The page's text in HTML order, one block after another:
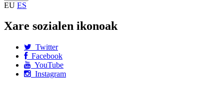
EU ES
Xare sozialen ikonoak
Twitter
Facebook
YouTube
Instagram